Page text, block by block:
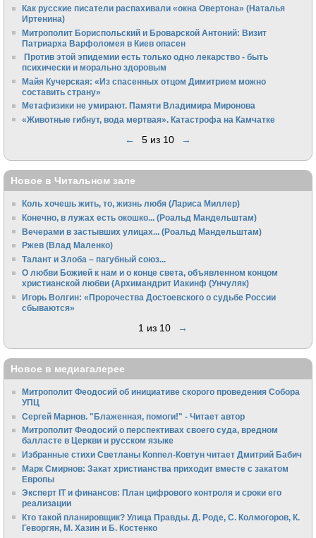
Как русские писатели распахивали «окна Овертона» (Наталья
Иртенина)
Митрополит Бориспольский и Броварской Антоний: Визит
Патриарха Варфоломея в Киев опасен
Против этой эпидемии есть только одно лекарство - быть
психически и морально здоровым
Майя Кучерская: «Из спасенных отцом Димитрием можно
составить страну»
Метафизики не умирают. Памяти Владимира Миронова
«Животные гибнут, вода мертвая». Катастрофа на Камчатке
← 5 из 10 →
Новое в Читальном зале
Коль хочешь жить, то, жизнь любя (Лариса Миллер)
Конечно, в лужах есть окошко... (Роальд Мандельштам)
Вечерами в застывших улицах... (Роальд Мандельштам)
Ржев (Влад Маленко)
Талант и Злоба – пагубный союз...
О любви Божией к нам и о конце света, объявленном концом
христианской любви (Архимандрит Иакинф (Унчуляк)
Игорь Волгин: «Пророчества Достоевского о судьбе России
сбываются»
1 из 10 →
Новое в медиагалерее
Митрополит Феодосий об инициативе скорого проведения Собора
УПЦ
Сергей Марнов. "Блаженная, помоги!" - Читает автор
Митрополит Феодосий о перспективах своего суда, вредном
балласте в Церкви и русском языке
Избранные стихи Светланы Коппел-Ковтун читает Дмитрий Бабич
Марк Смирнов: Закат христианства приходит вместе с закатом
Европы
Эксперт IT и финансов: План цифрового контроля и сроки его
реализации
Кто такой планировщик? Улица Правды. Д. Роде, С. Колмогоров, К.
Геворгян, М. Хазин и Б. Костенко